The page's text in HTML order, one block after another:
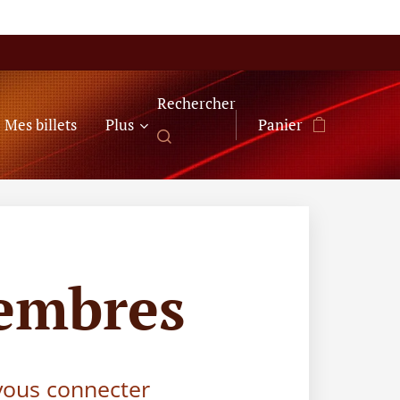
Mes billets Plus
Rechercher
Panier
connecter